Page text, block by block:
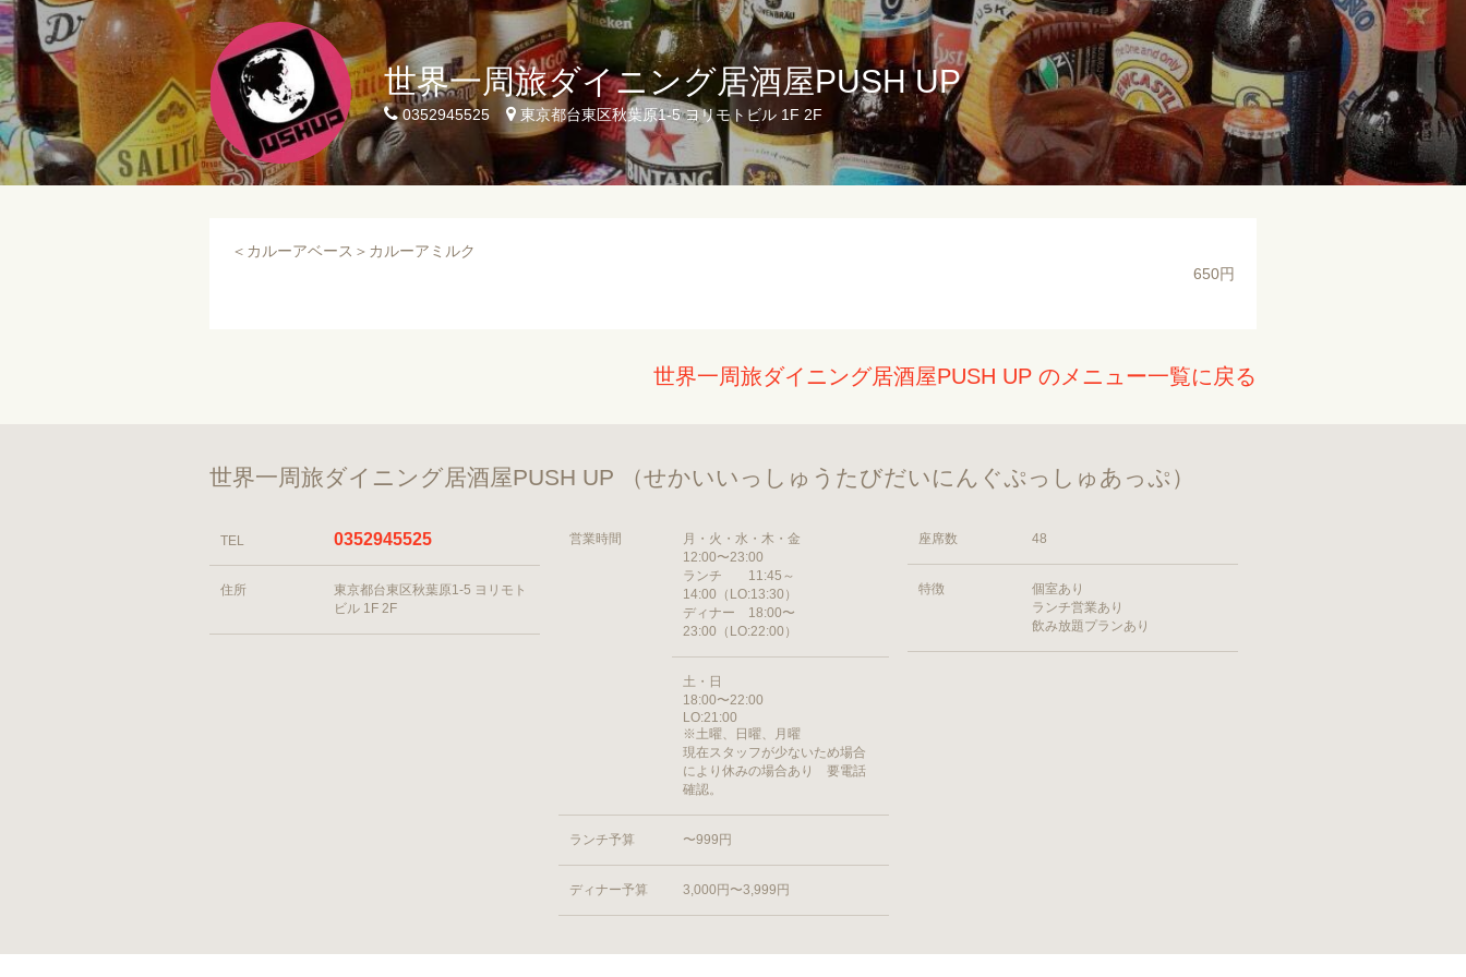
世界一周旅ダイニング居酒屋PUSH UP
0352945525 東京都台東区秋葉原1-5 ヨリモトビル 1F 2F
＜カルーアベース＞カルーアミルク
650円
世界一周旅ダイニング居酒屋PUSH UP のメニュー一覧に戻る
世界一周旅ダイニング居酒屋PUSH UP （せかいいっしゅうたびだいにんぐぷっしゅあっぷ）
TEL 0352945525
住所
東京都台東区秋葉原1-5 ヨリモト
ビル 1F 2F
営業時間
月・火・水・木・金
12:00〜23:00
ランチ 11:45～
14:00（LO:13:30）
ディナー 18:00〜
23:00（LO:22:00）
土・日
18:00〜22:00
LO:21:00
※土曜、日曜、月曜
現在スタッフが少ないため場合
により休みの場合あり 要電話
確認。
ランチ予算 〜999円
ディナー予算 3,000円〜3,999円
座席数 48
特徴
個室あり
ランチ営業あり
飲み放題プランあり